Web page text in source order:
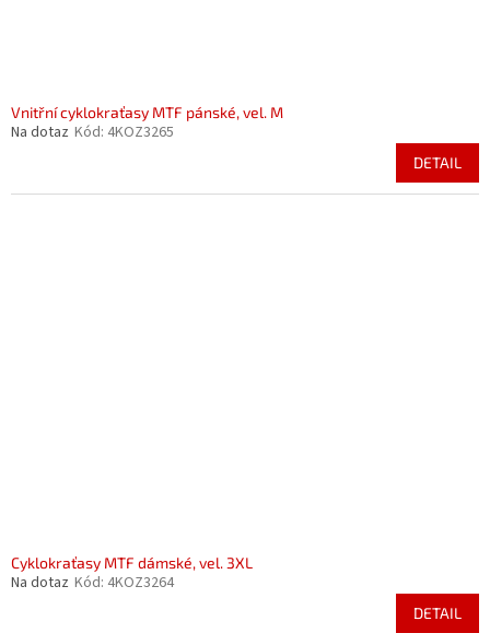
Vnitřní cyklokraťasy MTF pánské, vel. M
Na dotaz Kód: 4KOZ3265
DETAIL
Cyklokraťasy MTF dámské, vel. 3XL
Na dotaz Kód: 4KOZ3264
DETAIL